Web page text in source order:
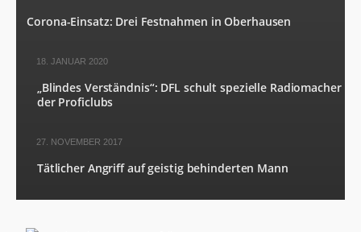
Corona-Einsatz: Drei Festnahmen in Oberhausen
18. JANUAR 2020
„Blindes Verständnis“: DFL schult spezielle Radiomacher
der Proficlubs
27. NOVEMBER 2017
Tätlicher Angriff auf geistig behinderten Mann
funktioniert.
verschwinden
einige
Website.